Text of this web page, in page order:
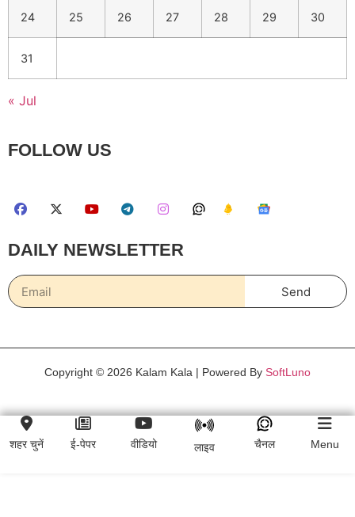
24 25 26 27 28 29 30
31
« Jul
FOLLOW US
DAILY NEWSLETTER
Send
Copyright © 2026 Kalam Kala | Powered By SoftLuno
शहर चुनें ई-पेपर वीडियो लाइव चैनल Menu